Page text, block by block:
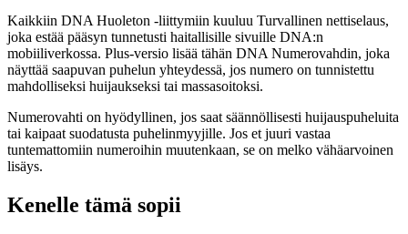
Kaikkiin DNA Huoleton -liittymiin kuuluu Turvallinen nettiselaus,
joka estää pääsyn tunnetusti haitallisille sivuille DNA:n
mobiiliverkossa. Plus-versio lisää tähän DNA Numerovahdin, joka
näyttää saapuvan puhelun yhteydessä, jos numero on tunnistettu
mahdolliseksi huijaukseksi tai massasoitoksi.
Numerovahti on hyödyllinen, jos saat säännöllisesti huijauspuheluita
tai kaipaat suodatusta puhelinmyyjille. Jos et juuri vastaa
tuntemattomiin numeroihin muutenkaan, se on melko vähäarvoinen
lisäys.
Kenelle tämä sopii